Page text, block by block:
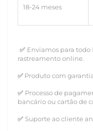
18-24 meses
✅ Enviamos para todo
rastreamento online.
✅ Produto com
✅ Processo de
bancário ou cartão de
✅ Suporte ao cliente